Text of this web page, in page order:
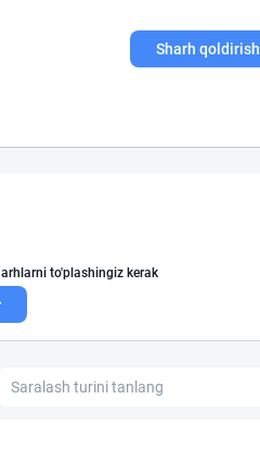
Sharh qoldirish
to'plashingiz kerak
Saralash turini tanlang